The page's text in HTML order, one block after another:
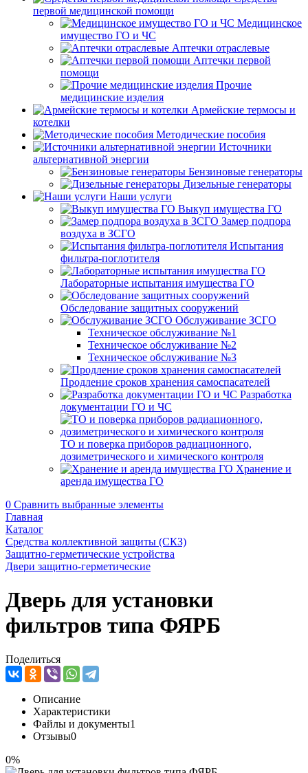
первой медицинской помощи
Медицинское
имущество ГО и ЧС
Аптечки отраслевые
Аптечки первой
помощи
Прочие
медицинские изделия
Армейские термосы и
котелки
Методические пособия
Источники
альтернативной энергии
Бензиновые генераторы
Дизельные генераторы
Наши услуги
Выкуп имущества ГО
Замер подпора
воздуха в ЗСГО
Испытания
фильтра-поглотителя
Лабораторные испытания имущества ГО
Обследование защитных сооружений
Обслуживание ЗСГО
Техническое обслуживание №1
Техническое обслуживание №2
Техническое обслуживание №3
Продление сроков хранения самоспасателей
Разработка
документации ГО и ЧС
ТО и поверка приборов радиационного,
дозиметрического и химического контроля
Хранение и
аренда имущества ГО
0 Сравнить выбранные элементы
Главная
Каталог
Средства коллективной защиты (СКЗ)
Защитно-герметические устройства
Двери защитно-герметические
Дверь для установки
фильтров типа ФЯРБ
Поделиться
Описание
Характеристики
Файлы и документы1
Отзывы0
0%